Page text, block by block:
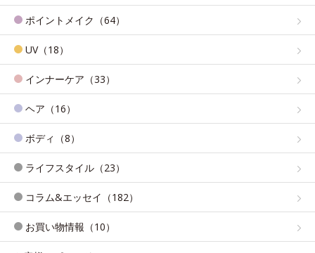
ポイントメイク（64）
UV（18）
インナーケア（33）
ヘア（16）
ボディ（8）
ライフスタイル（23）
コラム&エッセイ（182）
お買い物情報（10）